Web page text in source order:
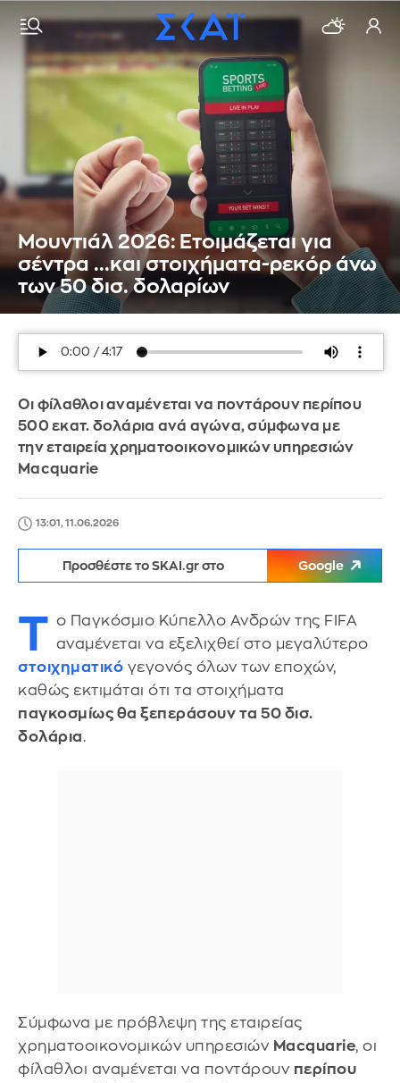
Μουντιάλ 2026: Ετοιμάζεται για
σέντρα ...και στοιχήματα-ρεκόρ άνω
των 50 δισ. δολαρίων
Οι φίλαθλοι αναμένεται να ποντάρουν περίπου
500 εκατ. δολάρια ανά αγώνα, σύμφωνα με
την εταιρεία χρηματοοικονομικών υπηρεσιών
Macquarie
13:01, 11.06.2026
Προσθέστε το SKAI.gr στο Google
Τ ο Παγκόσμιο Κύπελλο Ανδρών της FIFA
αναμένεται να εξελιχθεί στο μεγαλύτερο
στοιχηματικό γεγονός όλων των εποχών,
καθώς εκτιμάται ότι τα στοιχήματα
παγκοσμίως θα ξεπεράσουν τα 50 δισ.
δολάρια.
Σύμφωνα με πρόβλεψη της εταιρείας
χρηματοοικονομικών υπηρεσιών Macquarie, οι
φίλαθλοι αναμένεται να ποντάρουν περίπου